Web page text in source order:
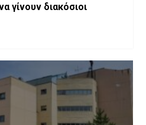
γίνουν διακόσιοι